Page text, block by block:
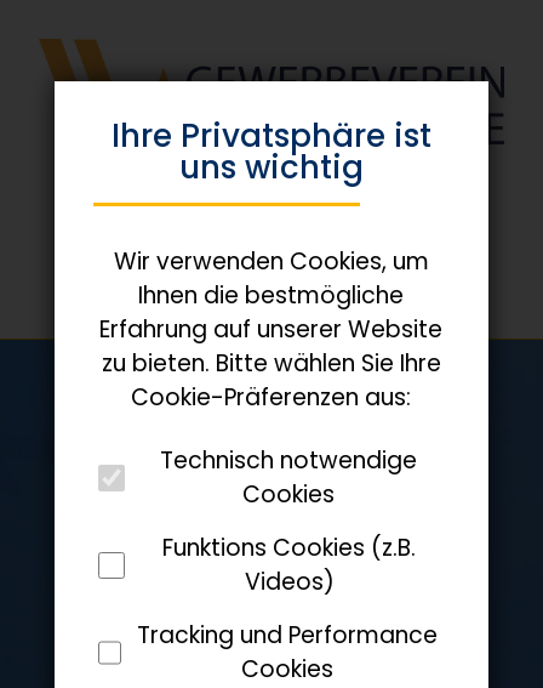
Ihre Privats­phäre ist
uns wichtig
Wir verwenden Cookies, um
Ihnen die bestmögliche
Erfahrung auf unserer Website
zu bieten. Bitte wählen Sie Ihre
Cookie-Präferenzen aus:
Technisch notwendige
Cookies
Funktions Cookies (z.B.
Videos)
Tracking und Performance
Cookies